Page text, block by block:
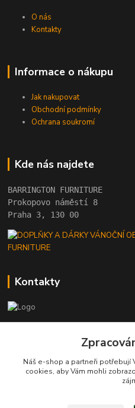
O nás
Kontakty
Informace o nákupu
Jak nakupovat
Obchodní podmínky
Ochrana soukromí
Kde nás najdete
BARRINGTON FURNITURE
Prokopovo náměstí 8
Praha 3, 130 00
Kontakty
barrington@barrington.cz
Náš e-shop a partneři potřebují
cookies, aby Vám mohli